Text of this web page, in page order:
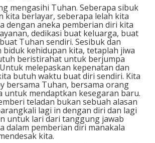
mengasihi Tuhan. Seberapa sibuk
kita berlayar, seberapa lelah kita
dengan aneka pemberian diri kita
dedikasi buat keluarga, buat
Tuhan sendiri. Sesibuk dan
biduk kehidupan kita, tetaplah jiwa
beristirahat untuk berjumpa
melepaskan kepenatan dan
butuh waktu buat diri sendiri. Kita
bersama Tuhan, bersama orang
untuk mendaptkan kesegaran baru.
teladan bukan sebuah alasan
lagi in dengan diri dan lagi
untuk lari dari tanggung jawab
dalam pemberian diri manakala
kita.